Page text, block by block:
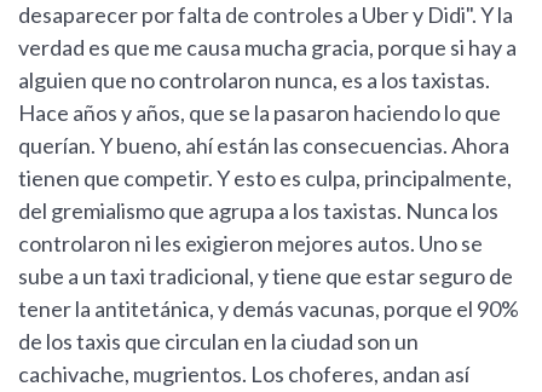
desaparecer por falta de controles a Uber y Didi". Y la
verdad es que me causa mucha gracia, porque si hay a
alguien que no controlaron nunca, es a los taxistas.
Hace años y años, que se la pasaron haciendo lo que
querían. Y bueno, ahí están las consecuencias. Ahora
tienen que competir. Y esto es culpa, principalmente,
del gremialismo que agrupa a los taxistas. Nunca los
controlaron ni les exigieron mejores autos. Uno se
sube a un taxi tradicional, y tiene que estar seguro de
tener la antitetánica, y demás vacunas, porque el 90%
de los taxis que circulan en la ciudad son un
cachivache, mugrientos. Los choferes, andan así